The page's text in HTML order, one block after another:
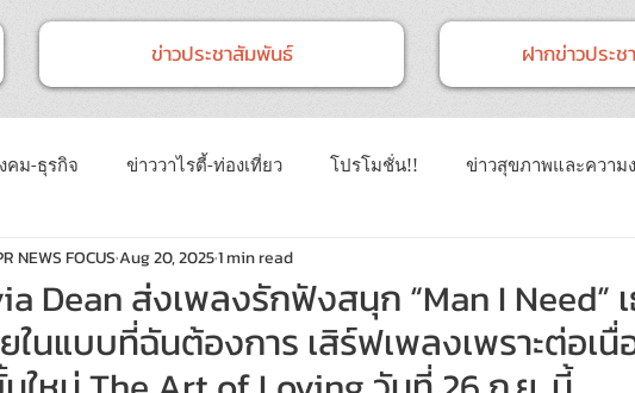
ข่าวประชาสัมพันธ์ ฝากข่าวประ
คม-ธุรกิจ ข่าววาไรตี้-ท่องเที่ยว โปรโมชั่น!! ข่าวสุขภาพและความ
บรมสัมมนา ข่าวทั่วไป ข่าวการศึกษา
บทความประชาสัมพันธ์ Event ข่าวเทคโนโลยี IT
Dean ส่งเพลงรักฟังสนุก “Man I Need”
ในแบบที่ฉันต้องการ เสิร์ฟเพลงเพราะต่อเ
NEWS FOCUSAug 20, 20251 min read